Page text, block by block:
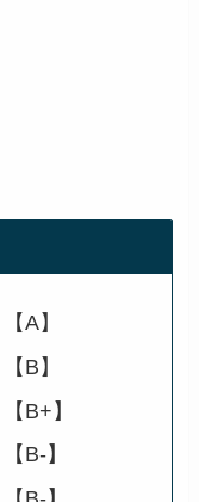
】
】
】
】